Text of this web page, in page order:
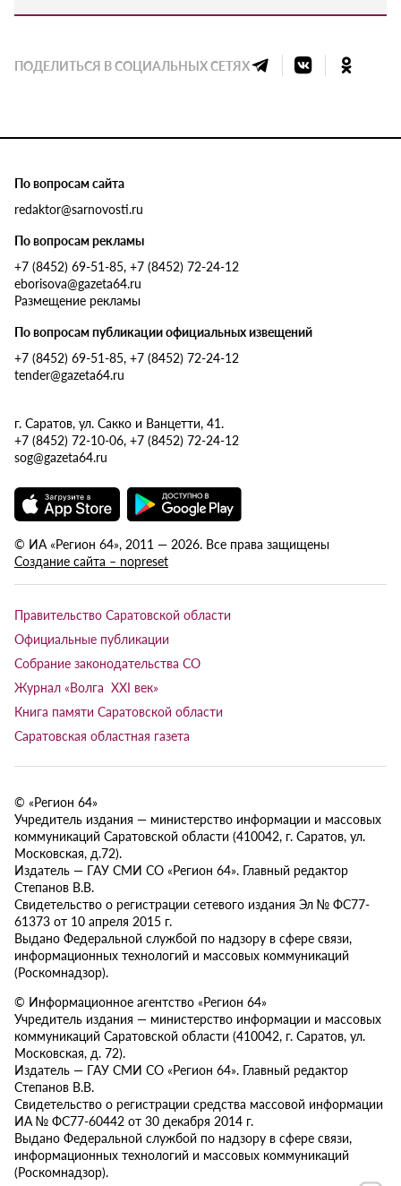
ПОДЕЛИТЬСЯ В СОЦИАЛЬНЫХ СЕТЯХ
По вопросам сайта
redaktor@sarnovosti.ru
По вопросам рекламы
+7 (8452) 69-51-85, +7 (8452) 72-24-12
eborisova@gazeta64.ru
Размещение рекламы
По вопросам публикации официальных извещений
+7 (8452) 69-51-85, +7 (8452) 72-24-12
tender@gazeta64.ru
г. Саратов, ул. Сакко и Ванцетти, 41.
+7 (8452) 72-10-06, +7 (8452) 72-24-12
sog@gazeta64.ru
© ИА «Регион 64», 2011 — 2026. Все права защищены
Создание сайта – nopreset
Правительство Саратовской области
Официальные публикации
Собрание законодательства СО
Журнал «Волга XXI век»
Книга памяти Саратовской области
Саратовская областная газета
© «Регион 64»
Учредитель издания — министерство информации и массовых
коммуникаций Саратовской области (410042, г. Саратов, ул.
Московская, д.72).
Издатель — ГАУ СМИ СО «Регион 64». Главный редактор
Степанов В.В.
Свидетельство о регистрации сетевого издания Эл № ФС77-
61373 от 10 апреля 2015 г.
Выдано Федеральной службой по надзору в сфере связи,
информационных технологий и массовых коммуникаций
(Роскомнадзор).
© Информационное агентство «Регион 64»
Учредитель издания — министерство информации и массовых
коммуникаций Саратовской области (410042, г. Саратов, ул.
Московская, д. 72).
Издатель — ГАУ СМИ СО «Регион 64». Главный редактор
Степанов В.В.
Свидетельство о регистрации средства массовой информации
ИА № ФС77-60442 от 30 декабря 2014 г.
Выдано Федеральной службой по надзору в сфере связи,
информационных технологий и массовых коммуникаций
(Роскомнадзор).